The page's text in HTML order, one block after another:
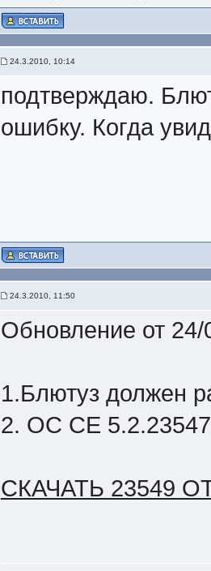
24.3.2010, 10:14
подтверждаю.
ошибку. Когда
24.3.2010, 11:50
Обновление от 24/
1.Блютуз должен
2. OC CE
СКАЧАТЬ 23549